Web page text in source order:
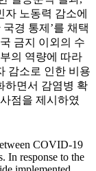
노동력 감소에
경 통제’를 채택
금지 이외의 수
의 역량에 따라
감소로 인한 비용
하면서 감염병 확
점을 제시하였
COVID-19
In response to the